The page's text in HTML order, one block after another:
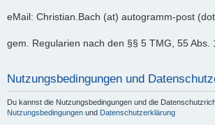
eMail: Christian.Bach (at) autogramm-post
gem. Regularien nach den §§ 5 TMG, 55 Abs.
Nutzungsbedingungen und
Du kannst die Nutzungsbedingungen und die
Nutzungsbedingungen und Datenschutzerklärung